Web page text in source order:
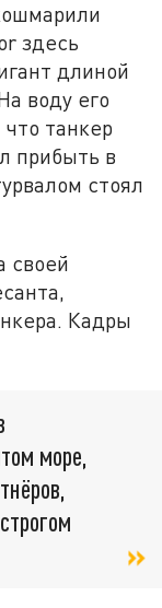
здесь
длиной
воду его
танкер
прибыть в
стоял
своей
Кадры
море,